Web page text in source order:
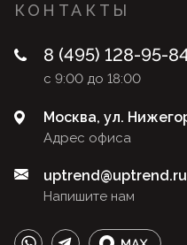
КОНТАКТЫ
8 (495) 128-95-
с 9:00 до 18:00
Адрес офиса
Москва, ул.
Напишите нам
uptrend@uptrend.ru